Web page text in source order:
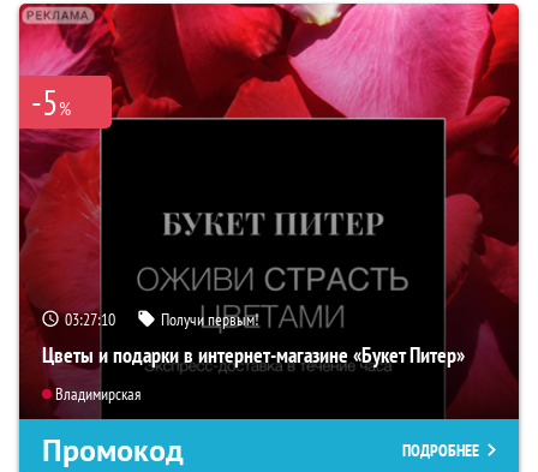
-5%
03:27:09 Получи первым!
Цветы и подарки в интернет-магазине «Букет Питер»
Владимирская
Промокод ПОДРОБНЕЕ